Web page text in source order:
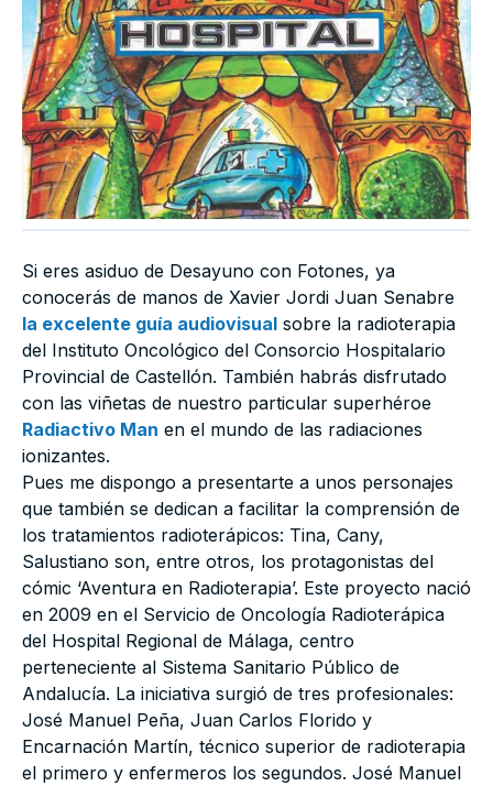
Si eres asiduo de Desayuno con Fotones, ya
conocerás de manos de Xavier Jordi Juan Senabre
la excelente guía audiovisual sobre la radioterapia
del Instituto Oncológico del Consorcio Hospitalario
Provincial de Castellón. También habrás disfrutado
con las viñetas de nuestro particular superhéroe
Radiactivo Man en el mundo de las radiaciones
ionizantes.
Pues me dispongo a presentarte a unos personajes
que también se dedican a facilitar la comprensión de
los tratamientos radioterápicos: Tina, Cany,
Salustiano son, entre otros, los protagonistas del
cómic ‘Aventura en Radioterapia’. Este proyecto nació
en 2009 en el Servicio de Oncología Radioterápica
del Hospital Regional de Málaga, centro
perteneciente al Sistema Sanitario Público de
Andalucía. La iniciativa surgió de tres profesionales:
José Manuel Peña, Juan Carlos Florido y
Encarnación Martín, técnico superior de radioterapia
el primero y enfermeros los segundos. José Manuel